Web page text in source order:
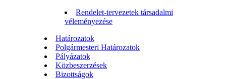
Rendelet-tervezetek társadalmi
véleményezése
Határozatok
Polgármesteri Határozatok
Pályázatok
Közbeszerzések
Bizottságok